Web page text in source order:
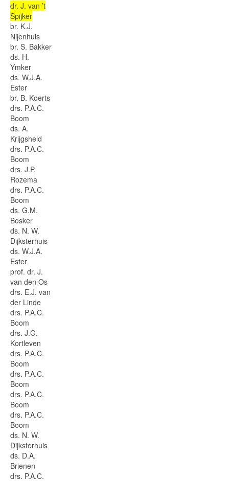
dr. J. van ’t
Spijker
br. K.J.
Nijenhuis
br. S. Bakker
ds. H.
Ymker
ds. W.J.A.
Ester
br. B. Koerts
drs. P.A.C.
Boom
ds. A.
Krijgsheld
drs. P.A.C.
Boom
drs. J.P.
Rozema
drs. P.A.C.
Boom
ds. G.M.
Bosker
ds. N. W.
Dijksterhuis
ds. W.J.A.
Ester
prof. dr. J.
van den Os
drs. E.J. van
der Linde
drs. P.A.C.
Boom
drs. J.G.
Kortleven
drs. P.A.C.
Boom
drs. P.A.C.
Boom
drs. P.A.C.
Boom
drs. P.A.C.
Boom
ds. N. W.
Dijksterhuis
ds. D.A.
Brienen
drs. P.A.C.